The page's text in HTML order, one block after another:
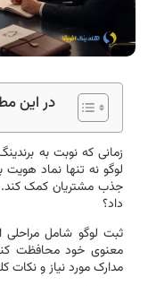
در این
زمانی که نوبت به
لوگو نه تنها نماد
جذب مشتریان کمک کند.
داد؟
ثبت لوگو شامل
معنوی خود محافظت
مدارک مورد نیاز و نکات